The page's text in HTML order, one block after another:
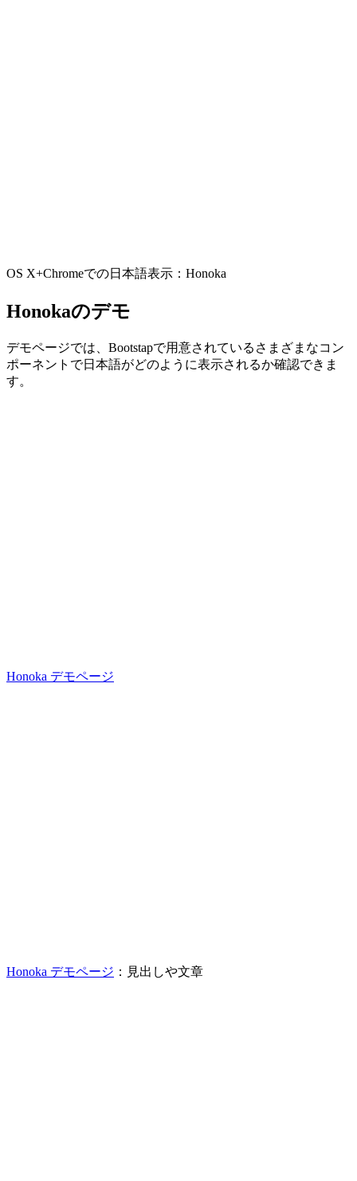
OS X+Chromeでの日本語表示：Honoka
Honokaのデモ
デモページでは、Bootstapで用意されているさまざまなコン
ポーネントで日本語がどのように表示されるか確認できま
す。
Honoka デモページ
Honoka デモページ ：見出しや文章